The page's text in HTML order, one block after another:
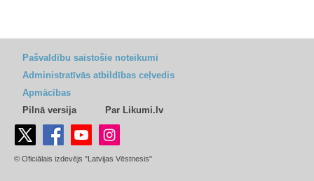
Pašvaldību saistošie noteikumi
Administratīvās atbildības ceļvedis
Apmācības
Pilnā versija
Par Likumi.lv
© Oficiālais izdevējs "Latvijas Vēstnesis"